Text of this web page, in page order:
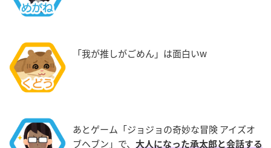
「我が推しがごめん」は面白いw
あとゲーム「ジョジョの奇妙な冒険 アイズオ
ブヘブン」で、
大人になった承太郎と会話する